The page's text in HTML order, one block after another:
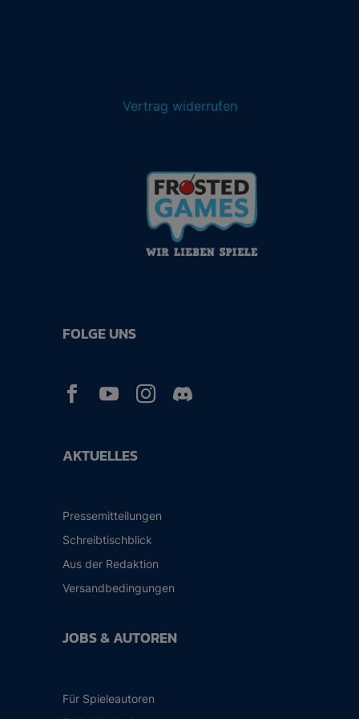
Vertrag widerrufen
AKTUELLES
Pressemitteilungen
Schreibtischblick
Aus der Redaktion
Versandbedingungen
JOBS & AUTOREN
Für Spieleautoren
FOLGE UNS
  